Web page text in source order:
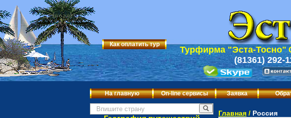
Как оплатить тур
Турфирма "Эста-Тосно"
(81361) 292-
На главную On-line сервисы Заявка
Главная / Россия